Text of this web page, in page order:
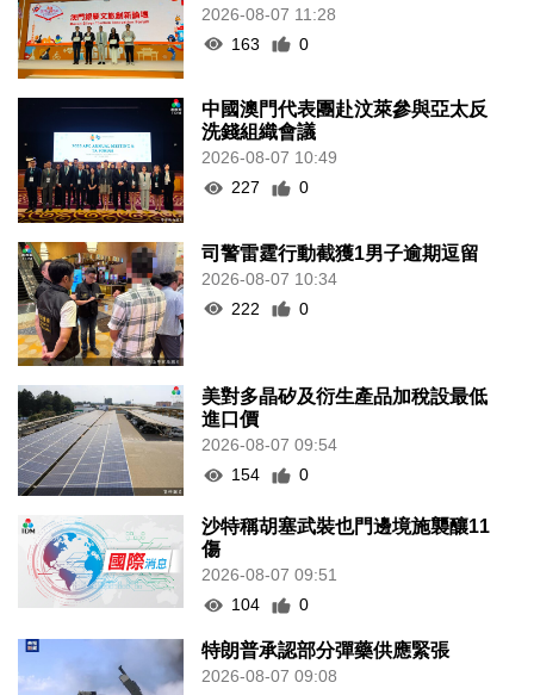
2026-08-07 11:28
163
0
中國澳門代表團赴汶萊參與亞太反
洗錢組織會議
2026-08-07 10:49
227
0
司警雷霆行動截獲1男子逾期逗留
2026-08-07 10:34
222
0
美對多晶矽及衍生產品加稅設最低
進口價
2026-08-07 09:54
154
0
沙特稱胡塞武裝也門邊境施襲釀11
傷
2026-08-07 09:51
104
0
特朗普承認部分彈藥供應緊張
2026-08-07 09:08